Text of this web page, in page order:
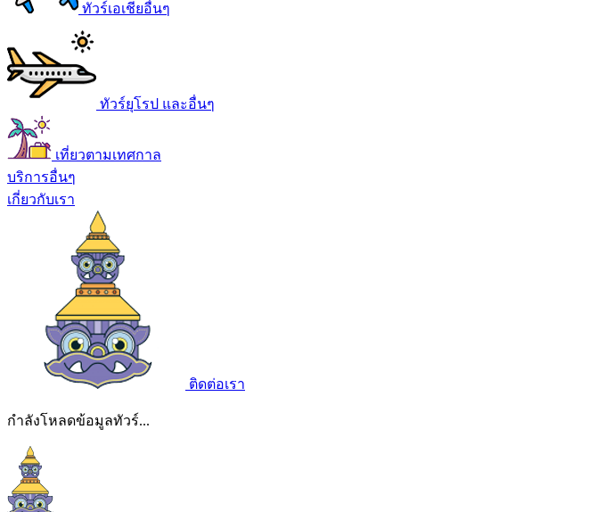
ทัวร์เอเชียอื่นๆ
ทัวร์ยุโรป และอื่นๆ
เที่ยวตามเทศกาล
บริการอื่นๆ
เกี่ยวกับเรา
ติดต่อเรา
กำลังโหลดข้อมูลทัวร์...